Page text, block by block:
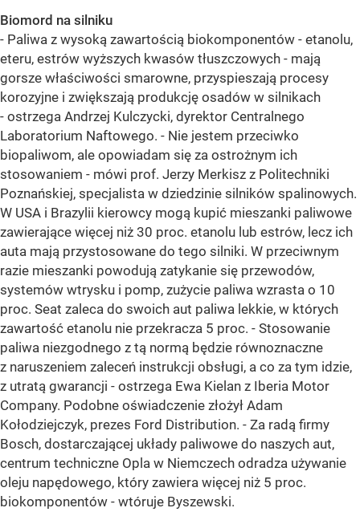
Biomord na silniku
- Paliwa z wysoką zawartością biokomponentów - etanolu,
eteru, estrów wyższych kwasów tłuszczowych - mają
gorsze właściwości smarowne, przyspieszają procesy
korozyjne i zwiększają produkcję osadów w silnikach
- ostrzega Andrzej Kulczycki, dyrektor Centralnego
Laboratorium Naftowego. - Nie jestem przeciwko
biopaliwom, ale opowiadam się za ostrożnym ich
stosowaniem - mówi prof. Jerzy Merkisz z Politechniki
Poznańskiej, specjalista w dziedzinie silników spalinowych.
W USA i Brazylii kierowcy mogą kupić mieszanki paliwowe
zawierające więcej niż 30 proc. etanolu lub estrów, lecz ich
auta mają przystosowane do tego silniki. W przeciwnym
razie mieszanki powodują zatykanie się przewodów,
systemów wtrysku i pomp, zużycie paliwa wzrasta o 10
proc. Seat zaleca do swoich aut paliwa lekkie, w których
zawartość etanolu nie przekracza 5 proc. - Stosowanie
paliwa niezgodnego z tą normą będzie równoznaczne
z naruszeniem zaleceń instrukcji obsługi, a co za tym idzie,
z utratą gwarancji - ostrzega Ewa Kielan z Iberia Motor
Company. Podobne oświadczenie złożył Adam
Kołodziejczyk, prezes Ford Distribution. - Za radą firmy
Bosch, dostarczającej układy paliwowe do naszych aut,
centrum techniczne Opla w Niemczech odradza używanie
oleju napędowego, który zawiera więcej niż 5 proc.
biokomponentów - wtóruje Byszewski.